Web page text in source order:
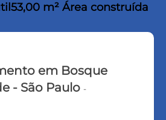
53,00 m² Área construída
em Bosque
- São Paulo -